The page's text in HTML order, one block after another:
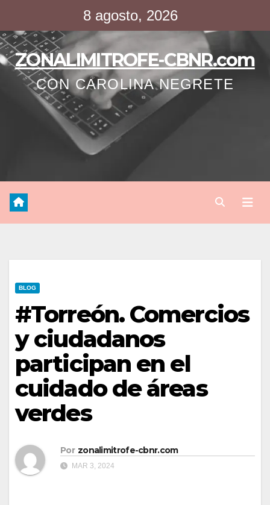
contenido
8 agosto, 2026
ZONALIMITROFE-CBNR.com
CON CAROLINA NEGRETE
BLOG
#Torreón. Comercios
y ciudadanos
participan en el
cuidado de áreas
verdes
Por zonalimitrofe-cbnr.com
MAR 3, 2024